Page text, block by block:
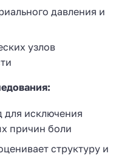
давления и
узлов
для исключения
причин боли
структуру и